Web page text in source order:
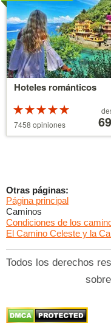
Hoteles románticos
de 5 estrellas
sobre 5
7458 opiniones partir
39 €
Otras páginas:
Página principal
Caminos
Condiciones de los
El Camino Celeste y la
Todos los derechos